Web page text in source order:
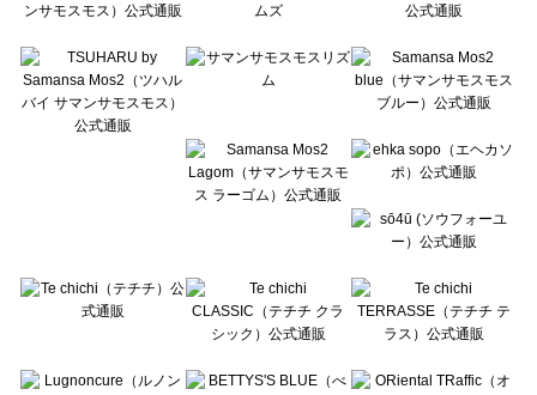
Te chichi CLASSIC（テチチ クラシック）のニット・セーター一覧
Lugnoncure（ルノンキュール）のニット・セーター一覧
BETTY'S BLUE（べティーズブルー）のニット・セーター一覧
Wpc.（ワールドパーティー）のニット・セーター一覧